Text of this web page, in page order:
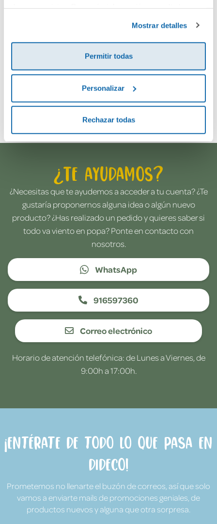
Mostrar detalles
Permitir todas
Personalizar
Rechazar todas
Envía tu opinión
¿Te ayudamos?
¿Necesitas que te ayudemos a acceder a tu cuenta? ¿Te
gustaría proponernos alguna idea o algún nuevo
producto? ¿Has realizado un pedido y quieres saber si
todo va viento en popa? Ponte en contacto con
nosotros.
WhatsApp
916597360
Correo electrónico
Horario de atención telefónica: de Lunes a Viernes, de
9:00h a 17:00h.
¡Entérate de todo lo que pasa en
Dideco!
Prometemos no llenarte el buzón de correos, así que solo
vamos a enviarte mails de promociones geniales, de
productos nuevos y alguna que otra sorpresa.